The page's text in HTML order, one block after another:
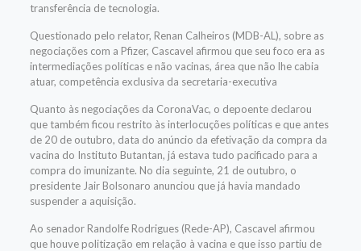
transferência de tecnologia.
Questionado pelo relator, Renan Calheiros (MDB-AL), sobre as
negociações com a Pfizer, Cascavel afirmou que seu foco era as
intermediações políticas e não vacinas, área que não lhe cabia
atuar, competência exclusiva da secretaria-executiva
Quanto às negociações da CoronaVac, o depoente declarou
que também ficou restrito às interlocuções políticas e que antes
de 20 de outubro, data do anúncio da efetivação da compra da
vacina do Instituto Butantan, já estava tudo pacificado para a
compra do imunizante. No dia seguinte, 21 de outubro, o
presidente Jair Bolsonaro anunciou que já havia mandado
suspender a aquisição.
Ao senador Randolfe Rodrigues (Rede-AP), Cascavel afirmou
que houve politização em relação à vacina e que isso partiu de